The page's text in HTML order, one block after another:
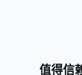
值得信